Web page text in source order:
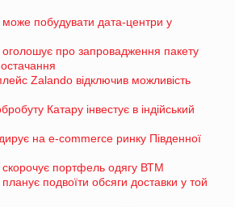
побудувати дата-центри у
про запровадження пакету
Zalando відключив можливість
Катару інвестує в індійський
на e-commerce ринку Південної
портфель одягу ВТМ
подвоїти обсяги доставки у той